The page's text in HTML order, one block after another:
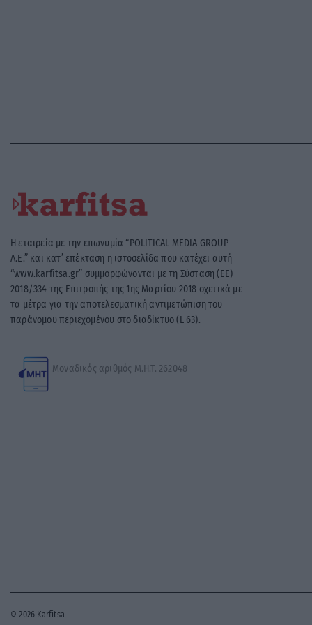
Η εταιρεία με την επωνυμία “POLITICAL MEDIA GROUP
A.E.” και κατ’ επέκταση η ιστοσελίδα που κατέχει αυτή
“www.karfitsa.gr” συμμορφώνονται με τη Σύσταση (ΕΕ)
2018/334 της Επιτροπής της 1ης Μαρτίου 2018 σχετικά με
τα μέτρα για την αποτελεσματική αντιμετώπιση του
παράνομου περιεχομένου στο διαδίκτυο (L 63).
Μοναδικός αριθμός Μ.Η.Τ. 262048
© 2026 Karfitsa